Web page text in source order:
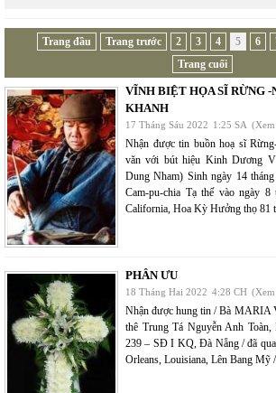
Trang đầu Trang trước 2 3 4 5 6
Trang cuối
VĨNH BIỆT HỌA SĨ RỪNG -
KHANH
17 Tháng Sáu 2022 1:25 SA
Nhận được tin buồn hoạ sĩ
văn với bút hiệu Kinh Dương
Dung Nham) Sinh ngày 14
Cam-pu-chia Tạ thế vào ngày
California, Hoa Kỳ Hưởng thọ 81
PHÂN ƯU
18 Tháng Hai 2022 4:28 CH
Nhận được hung tin / Bà
thê Trung Tá Nguyễn Anh
239 – SĐ I KQ, Đà Nẵng / đã
Orleans, Louisiana, Lên Bang Mỹ